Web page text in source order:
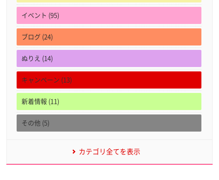
イベント (95)
ブログ (24)
ぬりえ (14)
キャンペーン (13)
新着情報 (11)
その他 (5)
カテゴリ全てを表示